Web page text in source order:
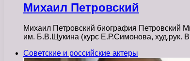
Михаил Петровский
Михаил Петровский биография Петровский
им. Б.В.Щукина (курс Е.Р.Симонова, худ.рук.
Советские и российские актеры